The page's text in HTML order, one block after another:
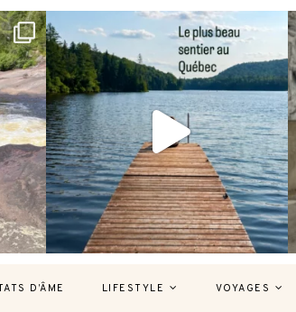
Et si je te disais qu’il existe un sentier où
126 37
D’ÂME LIFESTYLE VOYAGES